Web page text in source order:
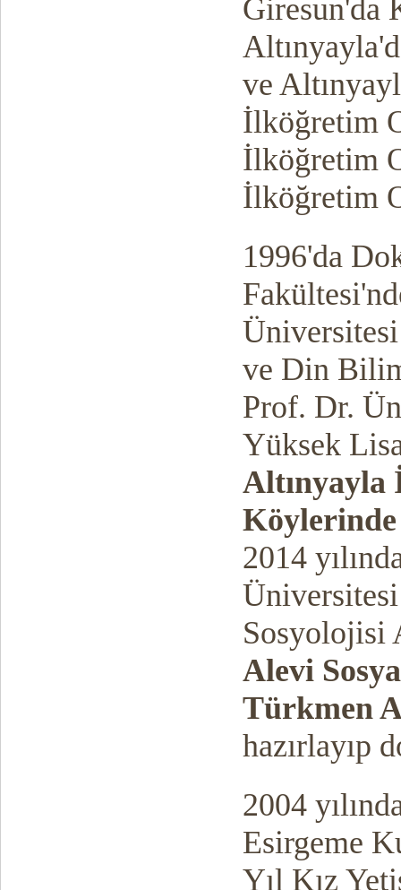
Giresun'da
ve
İlköğretim
İlköğretim
İlköğretim
1996'da
ve Din
Prof. Dr.
Yüksek
Altınyayla
2014
Sosyolojisi
Alevi
Türkmen
hazırlayıp
2004
Esirgeme
Yıl Kız